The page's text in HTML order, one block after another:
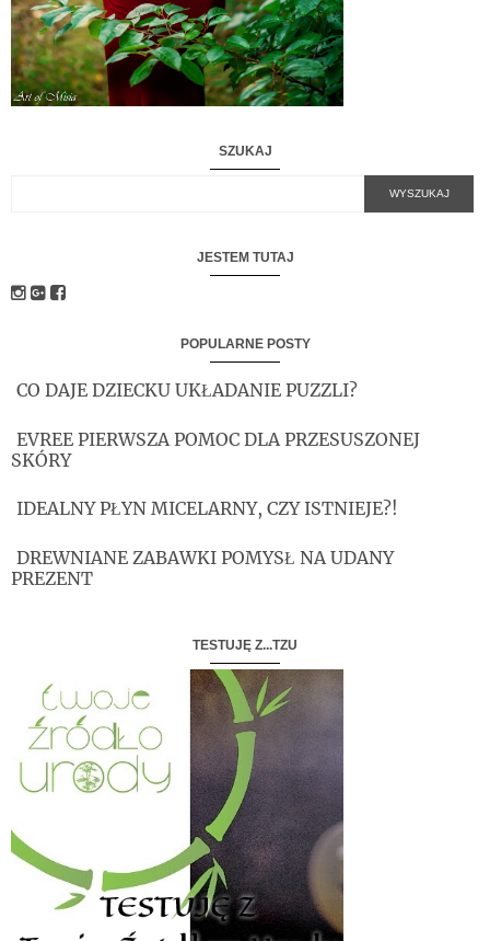
SZUKAJ
JESTEM TUTAJ
POPULARNE POSTY
CO DAJE DZIECKU UKŁADANIE PUZZLI?
EVREE PIERWSZA POMOC DLA PRZESUSZONEJ
SKÓRY
IDEALNY PŁYN MICELARNY, CZY ISTNIEJE?!
DREWNIANE ZABAWKI POMYSŁ NA UDANY
PREZENT
TESTUJĘ Z...TZU